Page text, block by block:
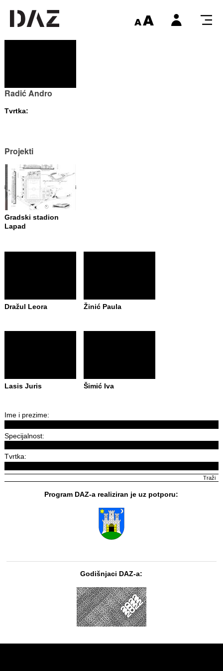
Radić Andro
Tvrtka:
Projekti
Gradski stadion
Lapad
Dražul Leora Žinić Paula
Lasis Juris Šimić Iva
Ime i prezime:
Specijalnost:
Tvrtka:
Program DAZ-a realiziran je uz potporu:
Godišnjaci DAZ-a: